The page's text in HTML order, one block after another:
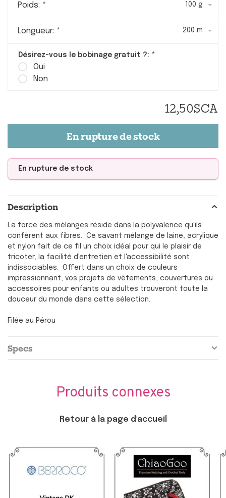
Poids: * 100 g
Longueur: * 200 m
Désirez-vous le bobinage gratuit ?: *
Oui
Non
12,50$CA
En rupture de stock
En rupture de stock
Description
La force des mélanges réside dans la polyvalence qu'ils
confèrent aux fibres. Ce savant mélange de laine, acrylique
et nylon fait de ce fil un choix idéal pour qui le plaisir de
tricoter, la facilité d'entretien et l'accessibilité sont
indissociables. Offert dans un choix de couleurs
impressionnant, vos projets de vêtements, couvertures ou
accessoires pour enfants ou adultes trouveront toute la
douceur du monde dans cette sélection.
Filée au Pérou
Specs
Produits connexes
Retour à la page d'accueil